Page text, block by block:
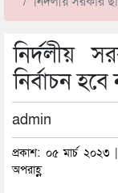
নির্দলীয়
নির্বাচন
admin
প্রকাশ: ০৫ মার্চ
অপরাহ্ণ